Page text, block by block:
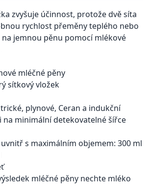
zvyšuje účinnost, protože dvě síta
rychlost přeměny teplého nebo
jemnou pěnu pomocí mlékové
mléčné pěny
sítkový vložek
plynové, Ceran a indukční
na minimální detekovatelné šířce
s maximálním objemem: 300 ml
mléčné pěny nechte mléko